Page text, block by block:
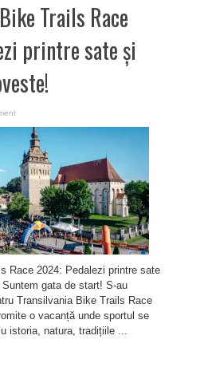
Trails Race
printre sate și
Race 2024: Pedalezi printre sate
gata de start! S-au
Transilvania Bike Trails Race
o vacanță unde sportul se
istoria, natura, tradițiile ...